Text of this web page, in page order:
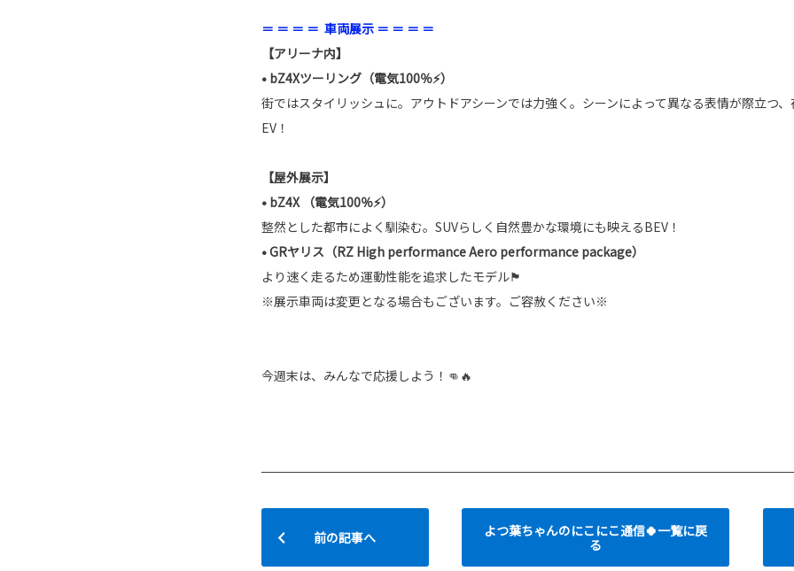
＝ ＝ ＝ ＝ 車両展示 ＝ ＝ ＝ ＝
【アリーナ内】
• bZ4Xツーリング（電気100％⚡）
街ではスタイリッシュに。アウトドアシーンでは力強く。シーンによって異なる表情が際立つ
EV！
【屋外展示】
• bZ4X （電気100％⚡）
整然とした都市によく馴染む。SUVらしく自然豊かな環境にも映えるBEV！
• GRヤリス（RZ High performance Aero performance package）
より速く走るため運動性能を追求したモデル🏴
※展示車両は変更となる場合もございます。ご容赦ください※
今週末は、みんなで応援しよう！👊🔥
前の記事へ
よつ葉ちゃんのにこにこ通信🍀一覧に戻
る